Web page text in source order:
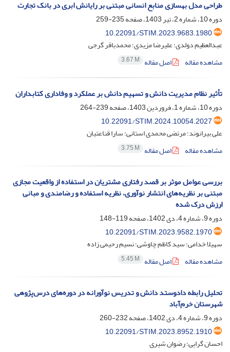
طراحی مدل بهسازی منابع انسانی مبتنی بر رایانش ابری در بانک تجارت
دوره 10، شماره 2، تیر 1403، صفحه
235-259
10.22091/STIM.2023.9683.1980
عبدالعظیم دولدی؛ علیرضا مزیدی؛ محمدباقر گرجی
مشاهده مقاله
اصل مقاله 3.67 M
تأثیر نظام مدیریت دانش و تسهیم دانش بر عملکرد و وفاداری کتابداران
دوره 10، شماره 1، فروردین 1403، صفحه
239-264
10.22091/STIM.2024.10054.2027
علی بیرانوند؛ مرتضی محمدی استانی؛ سارا قناعتیان
مشاهده مقاله
اصل مقاله 3.75 M
بررسی عوامل موثر بر قصد رفتاری مشتریان در استفاده از واقعیت مجازی
مبتنی بر نظریه‌های انتشار نوآوری، نظریه استفاده و رضامندی و مبانی
ارزش درک شده
دوره 9، شماره 4، دی 1402، صفحه
119-148
10.22091/STIM.2023.9582.1970
سهیلا خدامی؛ سید کاظم چاوشی؛ نسیم رحیمی زاده
مشاهده مقاله
اصل مقاله 5.45 M
تحلیل رابطه‌ دادوستد دانش و تدریس نوآورانه در دوره‌های درس‌پژوهی
شهرستان خرم‌آباد
دوره 9، شماره 4، دی 1402، صفحه
232-260
10.22091/STIM.2023.8952.1910
احسان گرایی؛ رضوان شیری